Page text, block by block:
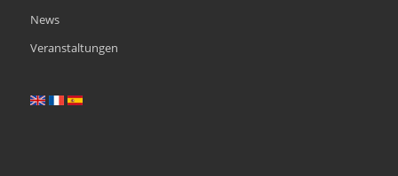
News
Veranstaltungen